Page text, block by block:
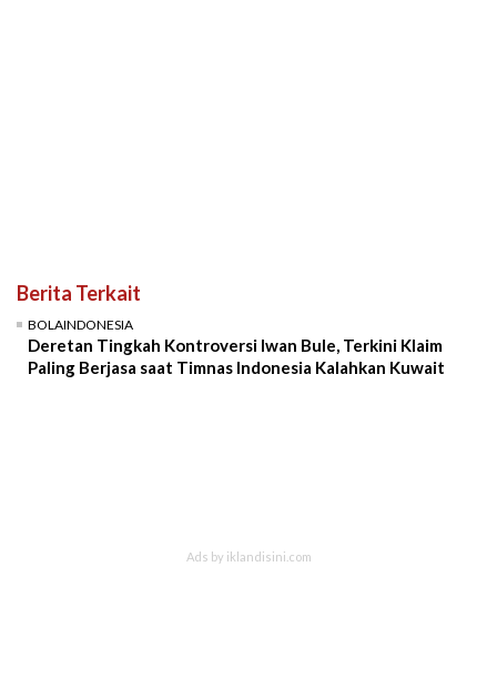
Berita Terkait
BOLAINDONESIA
Deretan Tingkah Kontroversi Iwan Bule, Terkini Klaim
Paling Berjasa saat Timnas Indonesia Kalahkan Kuwait